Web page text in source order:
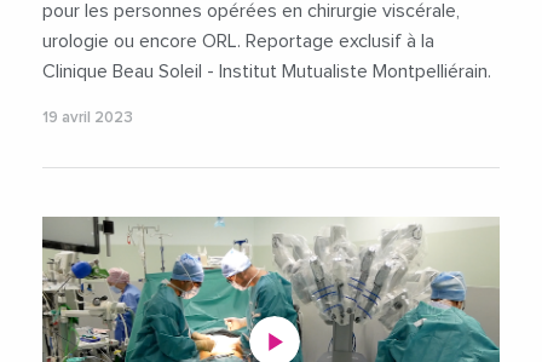
pour les personnes opérées en chirurgie viscérale,
urologie ou encore ORL. Reportage exclusif à la
Clinique Beau Soleil - Institut Mutualiste Montpelliérain.
19 avril 2023